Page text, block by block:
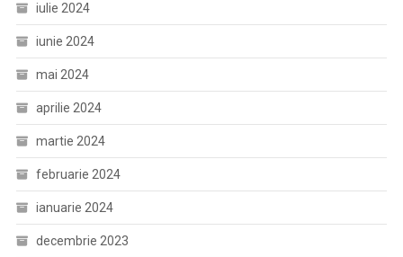
iulie 2024
iunie 2024
mai 2024
aprilie 2024
martie 2024
februarie 2024
ianuarie 2024
decembrie 2023